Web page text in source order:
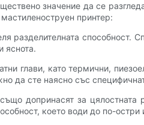
значение да се
принтер:
разделителната
яснота.
глави, като термични,
да сте наясно със
допринасят за
което води до по-